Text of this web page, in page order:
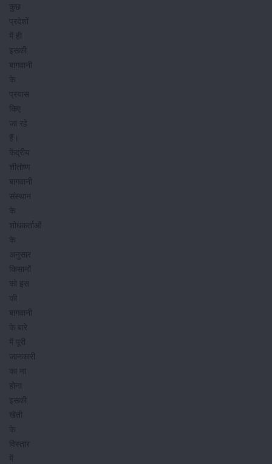
कुछ
प्रदेशों
में ही
इसकी
बागवानी
के
प्रयास
किए
जा रहे
हैं।
केंद्रीय
शीतोष्ण
बागवानी
संस्थान
के
शोधकर्ताओं
के
अनुसार
किसानों
को इस
की
बागवानी
के बारे
में पूरी
जानकारी
का ना
होना
इसकी
खेती
के
विस्तार
में